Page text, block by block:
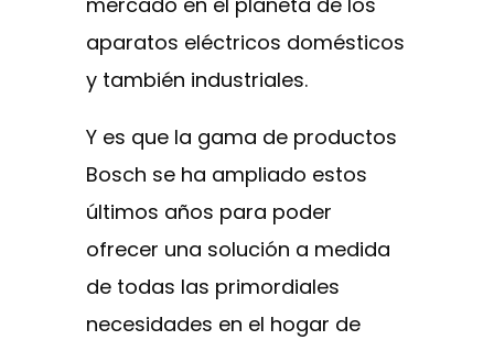
aparatos eléctricos domésticos
y también industriales.
Y es que la gama de productos
Bosch se ha ampliado estos
últimos años para poder
ofrecer una solución a medida
de todas las primordiales
necesidades en el hogar de